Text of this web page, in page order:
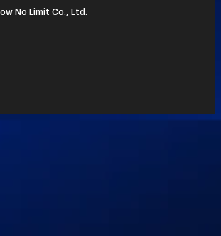
No Limit Co., Ltd.